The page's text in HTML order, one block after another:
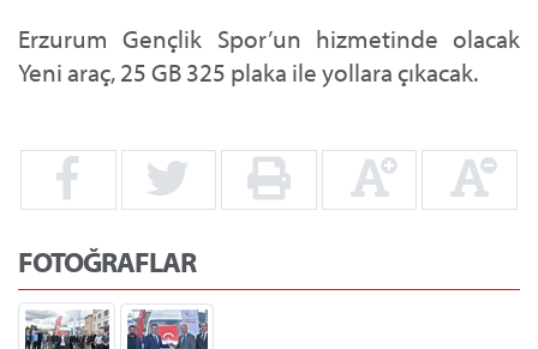
Erzurum Gençlik Spor’un hizmetinde olacak
Yeni araç, 25 GB 325 plaka ile yollara çıkacak.
FOTOĞRAFLAR